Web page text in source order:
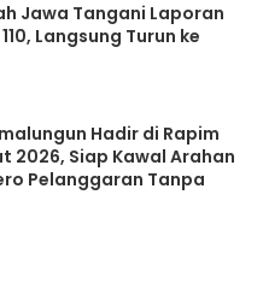
Jawa Tangani Laporan
Langsung Turun ke
Hadir di Rapim
2026, Siap Kawal Arahan
Pelanggaran Tanpa